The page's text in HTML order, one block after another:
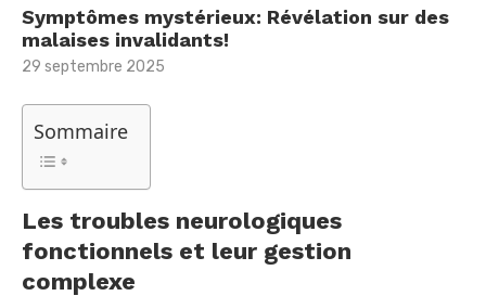
Symptômes mystérieux: Révélation sur des
malaises invalidants!
29 septembre 2025
Sommaire
Les troubles neurologiques
fonctionnels et leur gestion
complexe